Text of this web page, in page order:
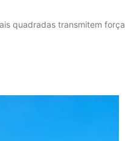
quadradas transmitem força